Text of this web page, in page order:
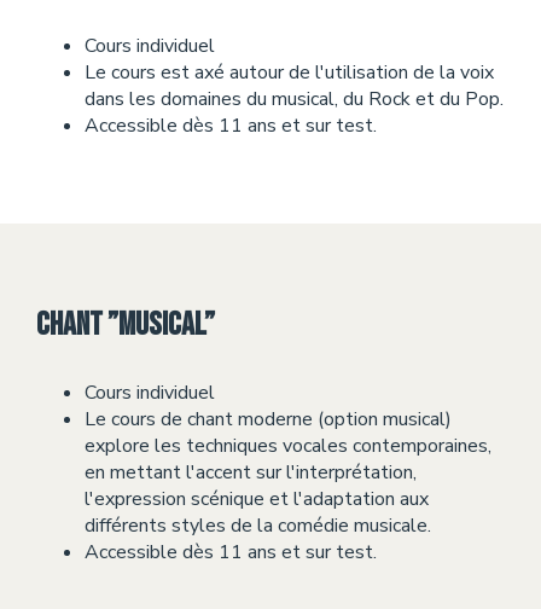
Cours individuel
Le cours est axé autour de l'utilisation de la voix
dans les domaines du musical, du Rock et du Pop.
Accessible dès 11 ans et sur test.
Chant ”Musical”
Cours individuel
Le cours de chant moderne (option musical)
explore les techniques vocales contemporaines,
en mettant l'accent sur l'interprétation,
l'expression scénique et l'adaptation aux
différents styles de la comédie musicale.
Accessible dès 11 ans et sur test.